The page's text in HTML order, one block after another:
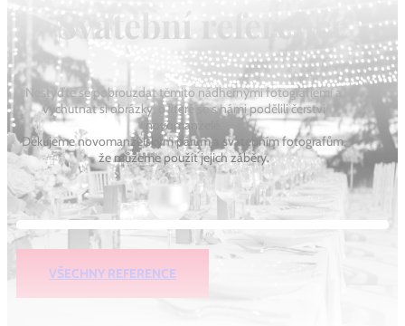
Svatební reference
Nestyďte se pobrouzdat těmito nádhernými fotografiemi a
vychutnat si obrázky, o které se s námi podělili čerství
novomanželé.
Děkujeme novomanželským párům a svatebním fotografům,
že můžeme použít jejich záběry.
VŠECHNY REFERENCE